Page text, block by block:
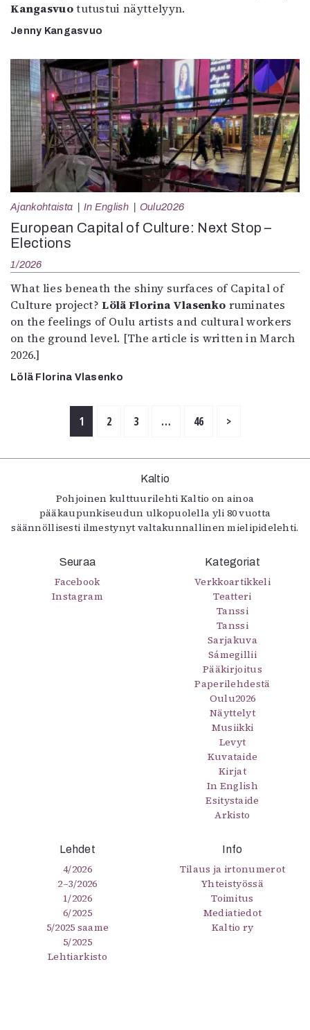
Kangasvuotutustui näyttelyyn.
Jenny Kangasvuo
Ajankohtaista In English Oulu2026
European Capital of Culture: Next Stop –
Elections
1/2026
What lies beneath the shiny surfaces of Capital of
Culture project?Lölä Florina Vlasenko ruminates
on the feelings of Oulu artists and cultural workers
on the ground level. [The article is written in March
2026.]
Lölä Florina Vlasenko
1 2 3 … 46 >
Kaltio
Pohjoinen kulttuurilehti Kaltio on ainoa
pääkaupunkiseudun ulkopuolella yli 80 vuotta
säännöllisesti ilmestynyt valtakunnallinen mielipidelehti.
Seuraa
Facebook
Instagram
Kategoriat
Verkkoartikkeli
Teatteri
Tanssi
Tanssi
Sarjakuva
Sámegillii
Pääkirjoitus
Paperilehdestä
Oulu2026
Näyttelyt
Musiikki
Levyt
Kuvataide
Kirjat
In English
Esitystaide
Arkisto
Lehdet
4/2026
2–3/2026
1/2026
6/2025
5/2025 saame
5/2025
Lehtiarkisto
Info
Tilaus ja irtonumerot
Yhteistyössä
Toimitus
Mediatiedot
Kaltio ry